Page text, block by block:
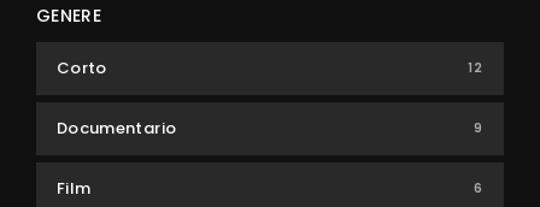
GENERE
Corto 12
Documentario 9
Film 6